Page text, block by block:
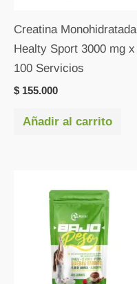
Creatina Monohidratada
Healty Sport 3000 mg x
100 Servicios
$ 155.000
Añadir al carrito